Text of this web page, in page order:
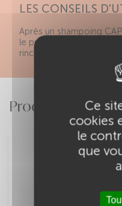
LES CONSEILS
Après un shampoing
le produit sur cheveux
rincer.
Produits Associés
Ce
cookies
le
que